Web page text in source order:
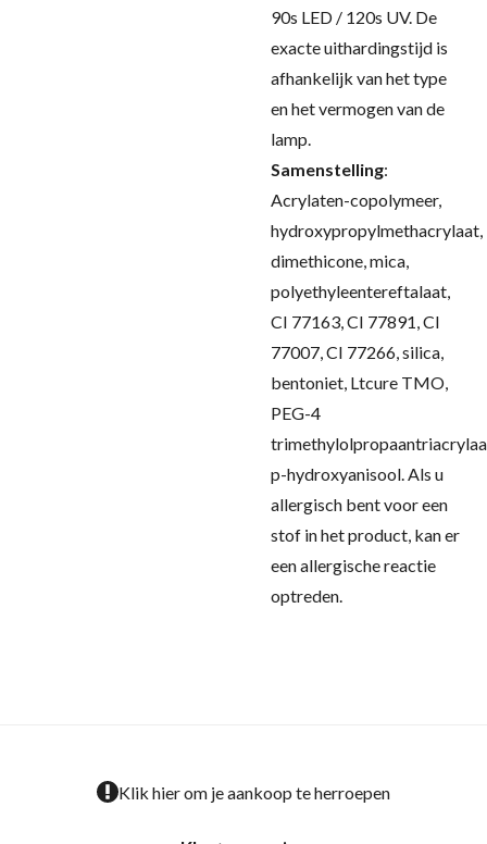
90s LED / 120s UV. De
exacte uithardingstijd is
afhankelijk van het type
en het vermogen van de
lamp.
Samenstelling:
Acrylaten-copolymeer,
hydroxypropylmethacrylaat,
dimethicone, mica,
polyethyleentereftalaat,
CI 77163, CI 77891, CI
77007, CI 77266, silica,
bentoniet, Ltcure TMO,
PEG-4
p-hydroxyanisool.Als u
allergisch bent voor een
stof in het product, kan er
een allergische reactie
optreden.
Klik hier om je aankoop te herroepen